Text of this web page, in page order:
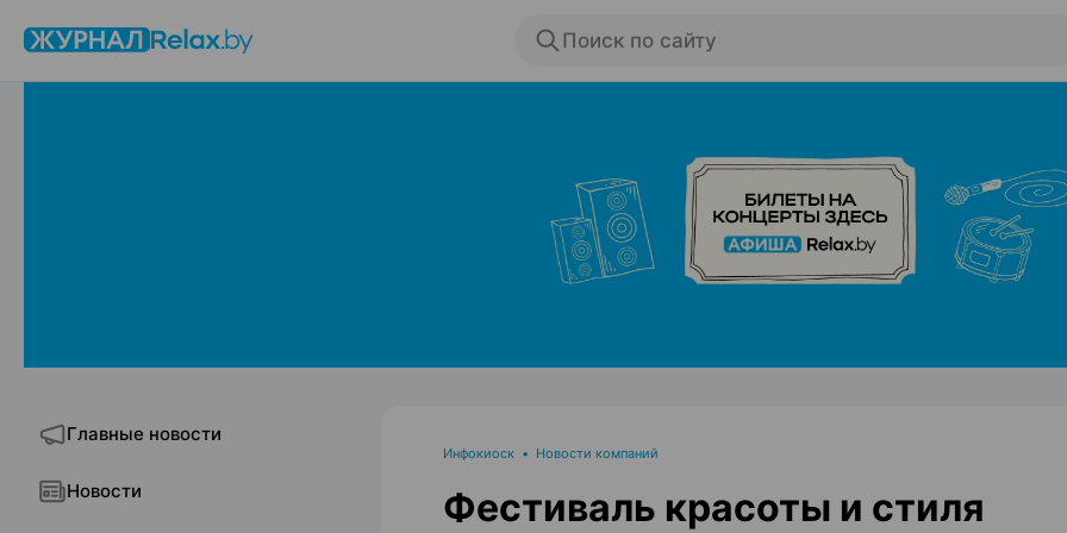
Поиск по сайту
ЭФФЕКТИВНАЯ РЕКЛАМА НА САЙТЕ
Главные новости
Новости
Инфокиоск • Новости компаний
Фестиваль красоты и стиля